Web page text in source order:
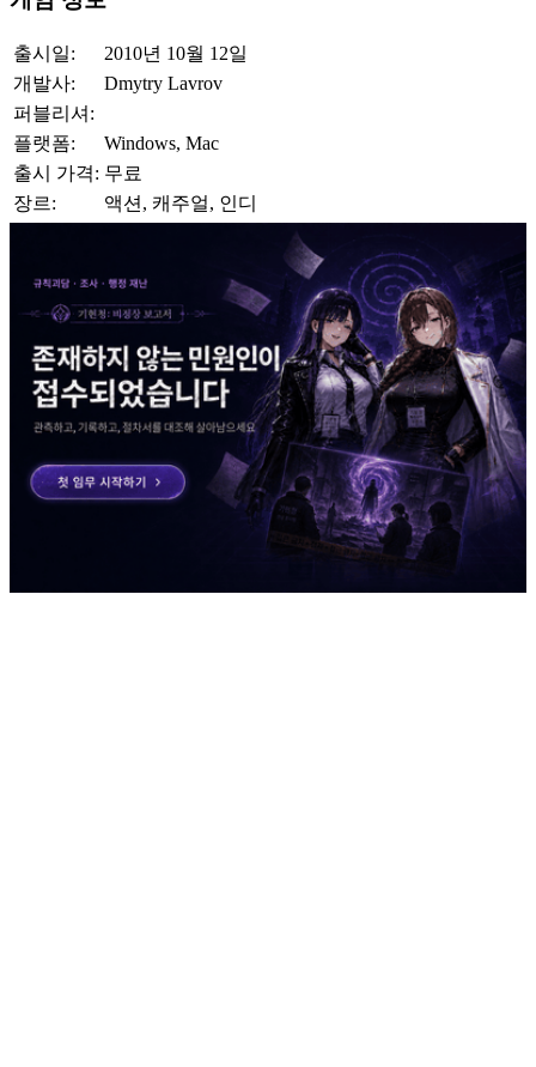
출시일:
2010년 10월 12일
개발사:
Dmytry Lavrov
퍼블리셔:
플랫폼:
Windows, Mac
출시 가격: 무료
장르:
액션, 캐주얼, 인디